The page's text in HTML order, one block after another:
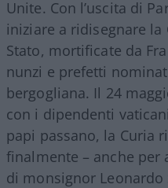
Unite. Con l’uscita di
iniziare a ridisegnare la
Stato, mortificate da
nunzi e prefetti
bergogliana. Il 24
con i dipendenti
papi passano, la Curia
finalmente – anche per
di monsignor Leonardo